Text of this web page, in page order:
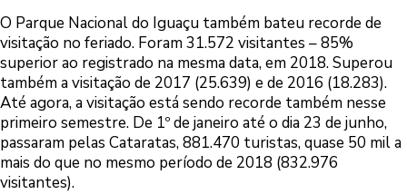
O Parque Nacional do Iguaçu também bateu recorde de
visitação no feriado. Foram 31.572 visitantes – 85%
superior ao registrado na mesma data, em 2018. Superou
também a visitação de 2017 (25.639) e de 2016 (18.283).
Até agora, a visitação está sendo recorde também nesse
primeiro semestre. De 1º de janeiro até o dia 23 de junho,
passaram pelas Cataratas, 881.470 turistas, quase 50 mil a
mais do que no mesmo período de 2018 (832.976
visitantes).